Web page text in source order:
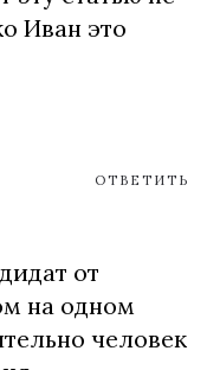
Иван это
ОТВЕТИТЬ
от
на одном
человек